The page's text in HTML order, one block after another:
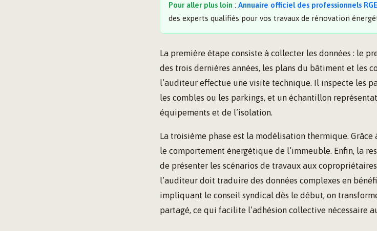
Pour aller plus loin : Annuaire officiel des professionnels
des experts qualifiés pour vos travaux de rénovation
La première étape consiste à collecter les données : le
des trois dernières années, les plans du bâtiment et les
l’auditeur effectue une visite technique. Il inspecte les
les combles ou les parkings, et un échantillon
équipements et de l’isolation.
La troisième phase est la modélisation thermique.
le comportement énergétique de l’immeuble. Enfin, la
de présenter les scénarios de travaux aux
l’auditeur doit traduire des données complexes en
impliquant le conseil syndical dès le début, on
partagé, ce qui facilite l’adhésion collective nécessaire